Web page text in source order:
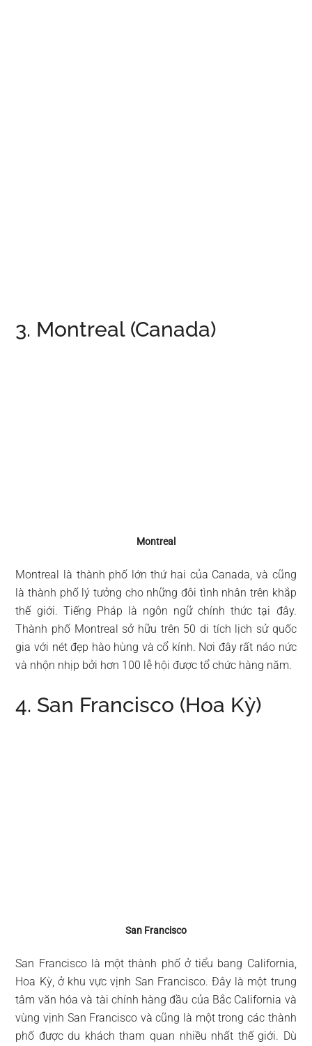
3. Montreal (Canada)
Montreal
Montreal là thành phố lớn thứ hai của Canada, và cũng
là thành phố lý tưởng cho những đôi tình nhân trên khắp
thế giới. Tiếng Pháp là ngôn ngữ chính thức tại đây.
Thành phố Montreal sở hữu trên 50 di tích lịch sử quốc
gia với nét đẹp hào hùng và cổ kính. Nơi đây rất náo nức
và nhộn nhịp bởi hơn 100 lễ hội được tổ chức hàng năm.
4. San Francisco (Hoa Kỳ)
San Francisco
San Francisco là một thành phố ở tiểu bang California,
Hoa Kỳ, ở khu vực vịnh San Francisco. Đây là một trung
tâm văn hóa và tài chính hàng đầu của Bắc California và
vùng vịnh San Francisco và cũng là một trong các thành
phố được du khách tham quan nhiều nhất thế giới. Dù